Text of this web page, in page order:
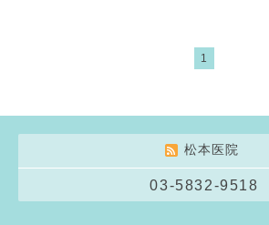
1
松本医院
03-5832-9518